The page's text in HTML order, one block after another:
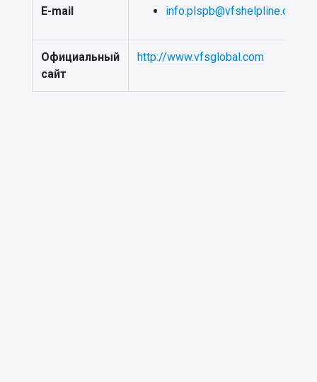
E-mail info.plspb@vfshelpline.com
Официальный
сайт
http://www.vfsglobal.com